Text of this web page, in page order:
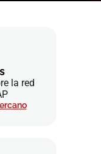
la red